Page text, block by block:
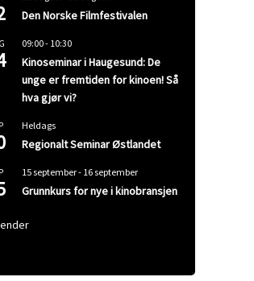
Den Norske Filmfestivalen
09:00- 10:30
Kinoseminar i Haugesund: De
unge er fremtiden for kinoen! Så
hva gjør vi?
Heldags
Regionalt Seminar Østlandet
15 september- 16 september
Grunnkurs for nye i kinobransjen